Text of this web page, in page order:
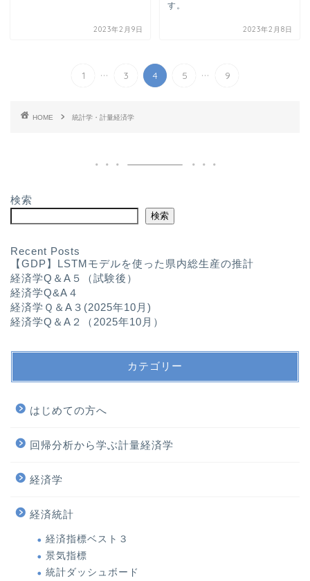
2023年2月9日
す。
2023年2月8日
1 ... 3 4 5 ... 9
HOME 統計学・計量経済学
検索
検索
Recent Posts
【GDP】LSTMモデルを使った県内総生産の推計
経済学Q＆A５（試験後）
経済学Q&A４
経済学Ｑ＆A３(2025年10月)
経済学Q＆A２（2025年10月）
カテゴリー
はじめての方へ
回帰分析から学ぶ計量経済学
経済学
経済統計
経済指標ベスト３
景気指標
統計ダッシュボード